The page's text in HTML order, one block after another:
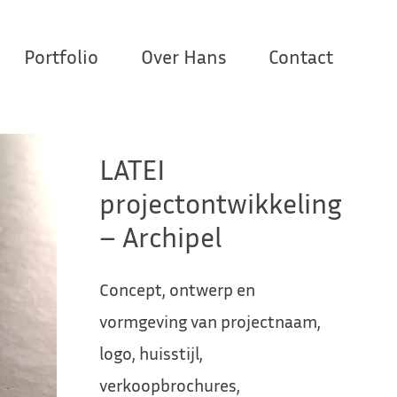
Portfolio Over Hans Contact
LATEI
projectontwikkeling
– Archipel
Concept, ontwerp en
vormgeving van projectnaam,
logo, huisstijl,
verkoopbrochures,